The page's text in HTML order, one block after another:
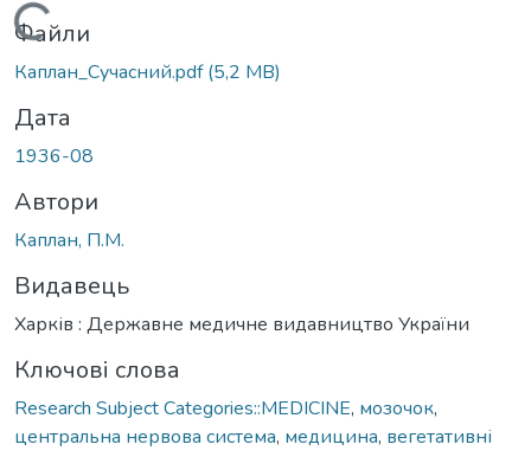
Вантажиться...
Файли
Каплан_Сучасний.pdf(5,2 MB)
Дата
1936-08
Автори
Каплан, П.М.
Видавець
Харків : Державне медичне видавництво України
Ключові слова
Research Subject Categories::MEDICINE, мозочок,
центральна нервова система, медицина, вегетативні